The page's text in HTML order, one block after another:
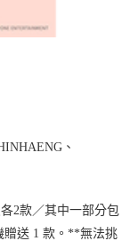
、
2款／其中一部分包
送 1 款。 **無法挑